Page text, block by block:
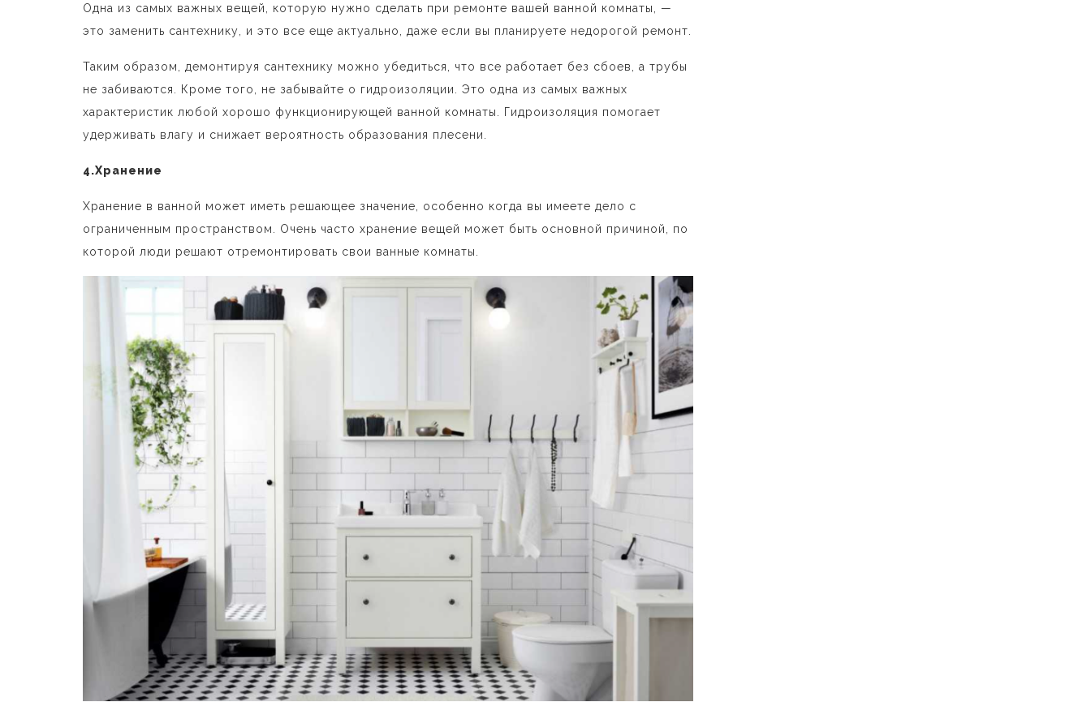
Одна из самых важных вещей, которую нужно сделать при ремонте вашей ванной комнаты, —
это заменить сантехнику, и это все еще актуально, даже если вы планируете недорогой ремонт.
Таким образом, демонтируя сантехнику можно убедиться, что все работает без сбоев, а трубы
не забиваются. Кроме того, не забывайте о гидроизоляции. Это одна из самых важных
характеристик любой хорошо функционирующей ванной комнаты. Гидроизоляция помогает
удерживать влагу и снижает вероятность образования плесени.
4.Хранение
Хранение в ванной может иметь решающее значение, особенно когда вы имеете дело с
ограниченным пространством. Очень часто хранение вещей может быть основной причиной, по
которой люди решают отремонтировать свои ванные комнаты.